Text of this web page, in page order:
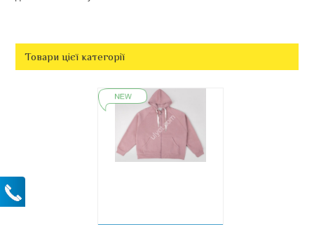
Товари цієї категорії